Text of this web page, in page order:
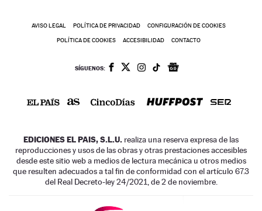
AVISO LEGAL POLÍTICA DE PRIVACIDAD CONFIGURACIÓN DE COOKIES
POLÍTICA DE COOKIES ACCESIBILIDAD CONTACTO
SÍGUENOS:
EDICIONES EL PAIS, S.L.U. realiza una reserva expresa de las
reproducciones y usos de las obras y otras prestaciones accesibles
desde este sitio web a medios de lectura mecánica u otros medios
que resulten adecuados a tal fin de conformidad con el artículo 67.3
del Real Decreto-ley 24/2021, de 2 de noviembre.